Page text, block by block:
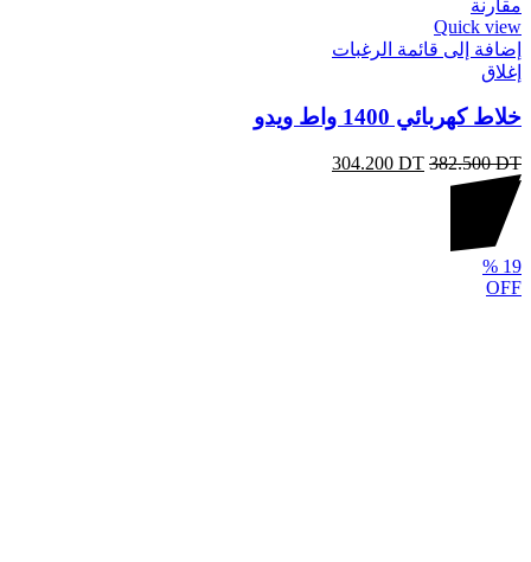
مقارنة
Quick view
إضافة إلى قائمة الرغبات
إغلاق
خلاط كهربائي 1400 واط ويدو
382.500DT
304.200 DT
19
%
OFF